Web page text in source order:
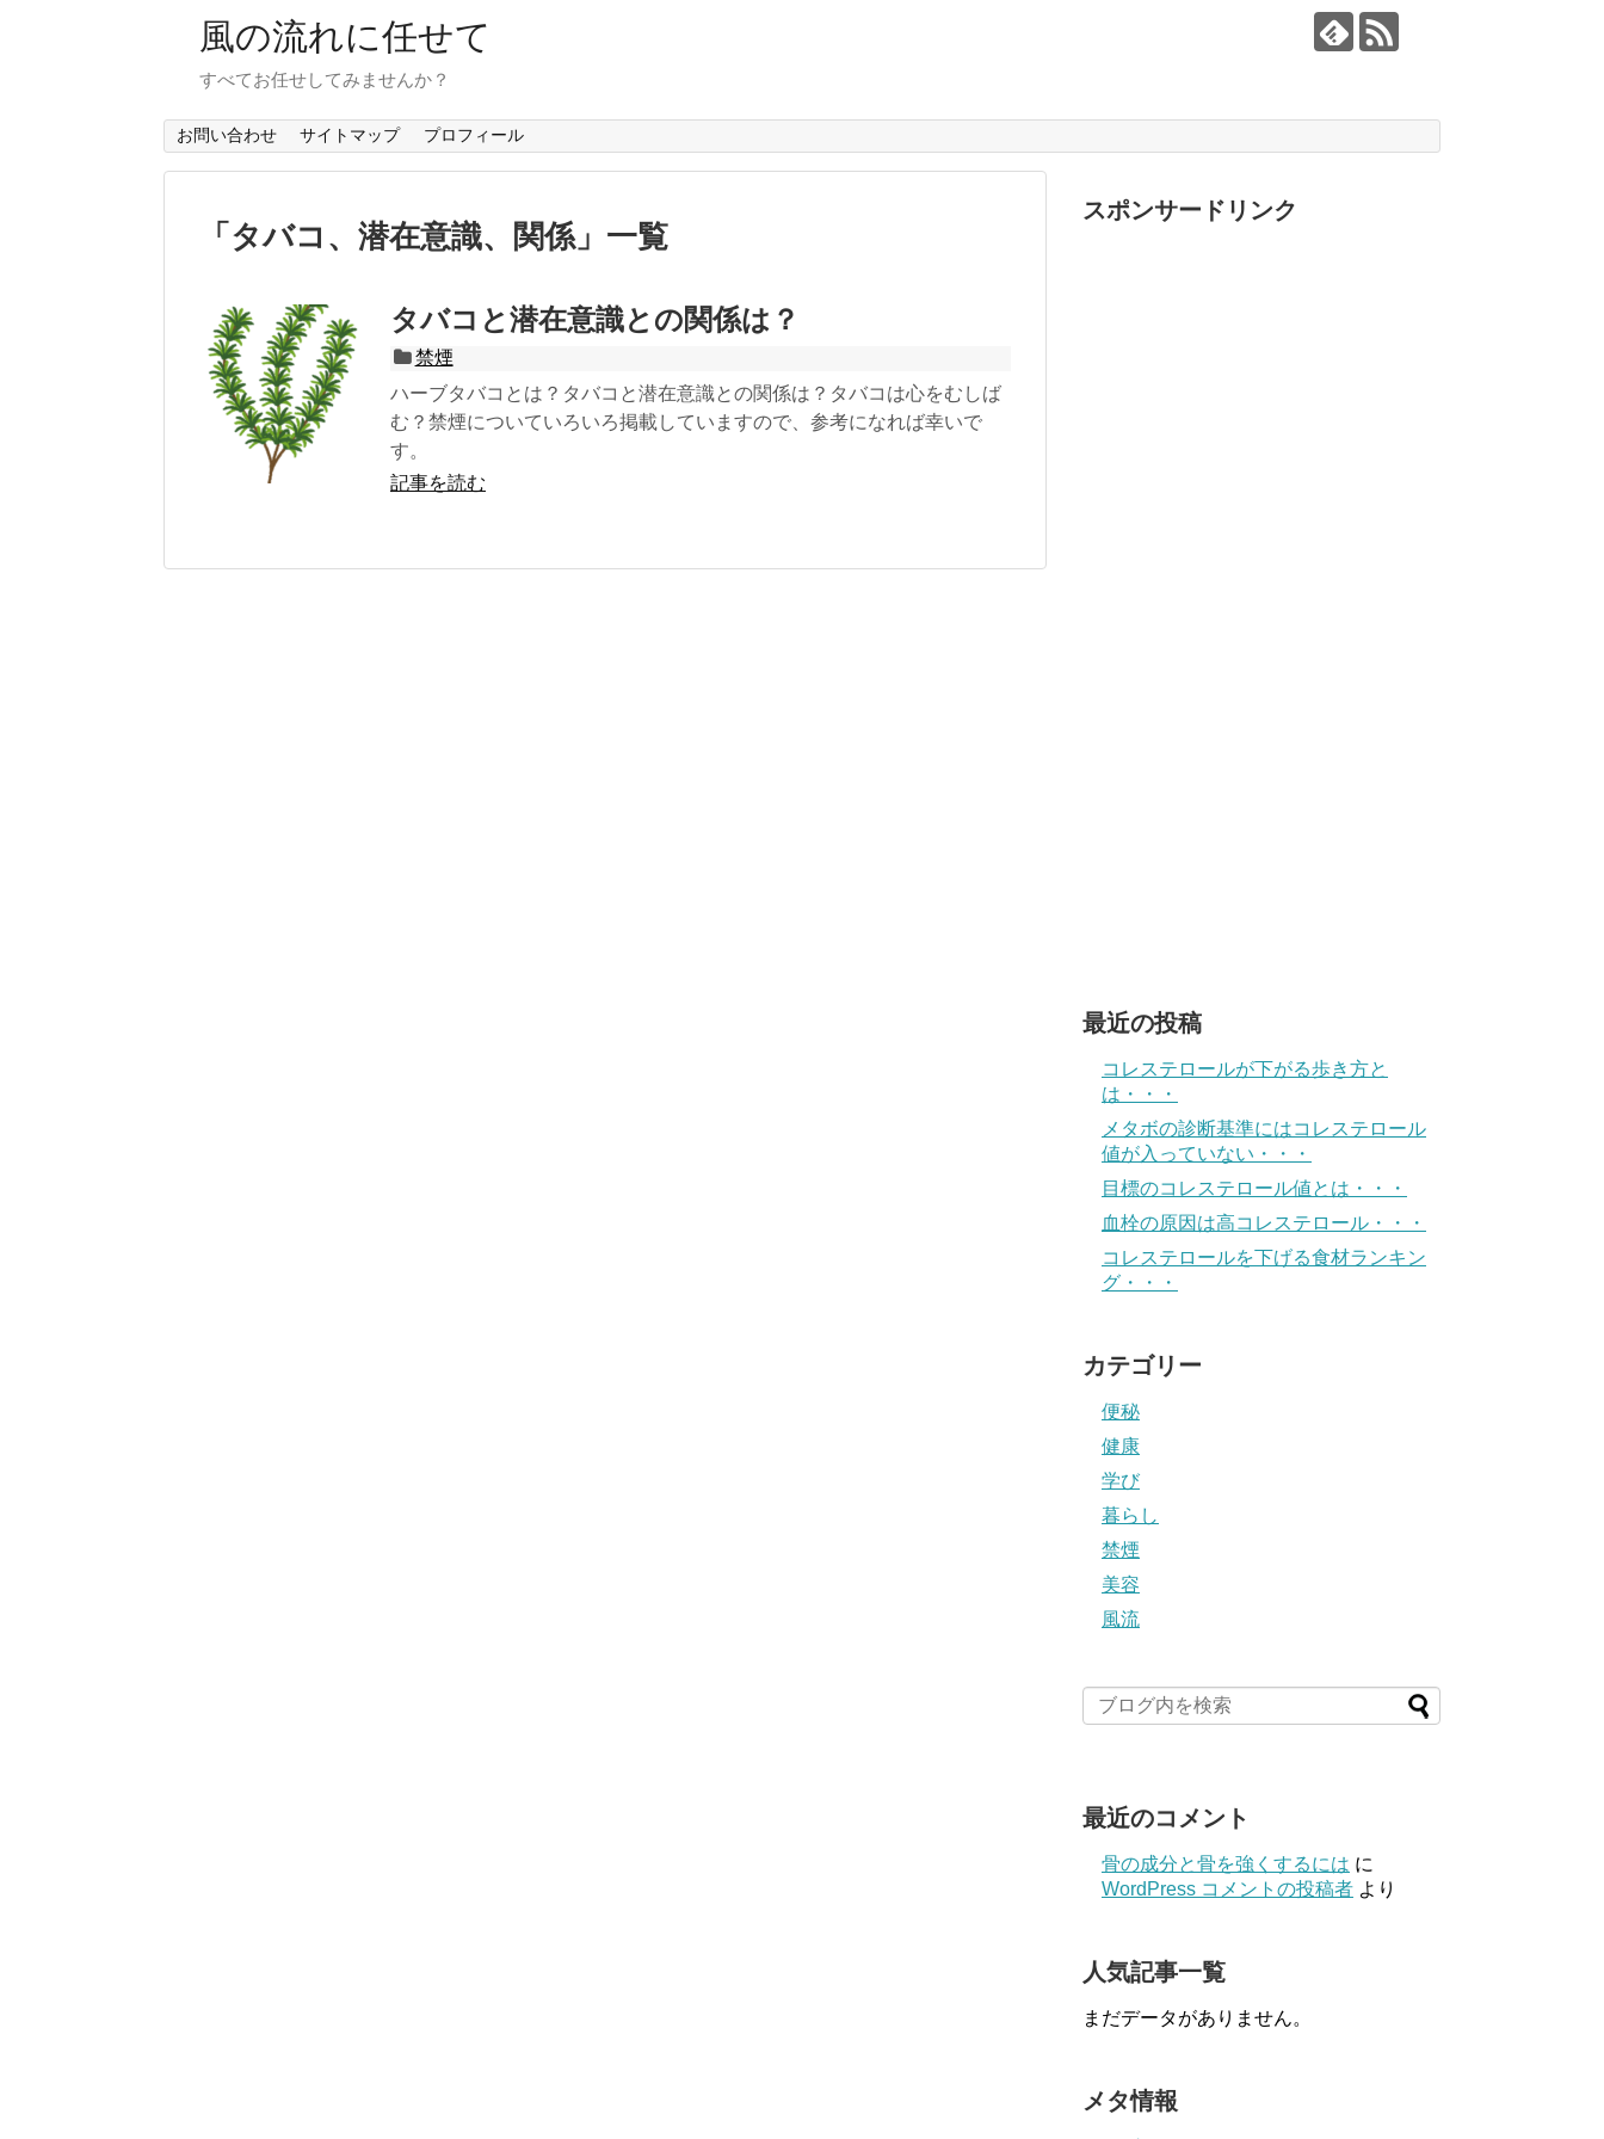
風の流れに任せて
すべてお任せしてみませんか？
お問い合わせ サイトマップ プロフィール
「 タバコ、潜在意識、関係 」 一覧
タバコと潜在意識との関係は？
禁煙
ハーブタバコとは？タバコと潜在意識との関係は？タバコは心をむしば
む？禁煙についていろいろ掲載していますので、参考になれば幸いで
す。
記事を読む
スポンサードリンク
最近の投稿
コレステロールが下がる歩き方と
は・・・
メタボの診断基準にはコレステロール
値が入っていない・・・
目標のコレステロール値とは・・・
血栓の原因は高コレステロール・・・
コレステロールを下げる食材ランキン
グ・・・
カテゴリー
便秘
健康
学び
暮らし
禁煙
美容
風流
最近のコメント
骨の成分と骨を強くするには に
WordPress コメントの投稿者 より
人気記事一覧
まだデータがありません。
メタ情報